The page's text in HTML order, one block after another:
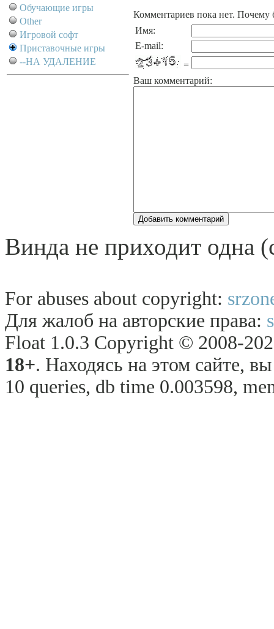
Обучающие игры
Other
Игровой софт
Приставочные игры
--НА УДАЛЕНИЕ
Комментариев пока нет. Почему
Имя:
E-mail:
=
Ваш комментарий:
Винда не приходит одна
For abuses about copyright:
Для жалоб на авторские права:
Float 1.0.3 Copyright © 2008-
18+. Находясь на этом сайте,
10 queries, db time 0.003598,